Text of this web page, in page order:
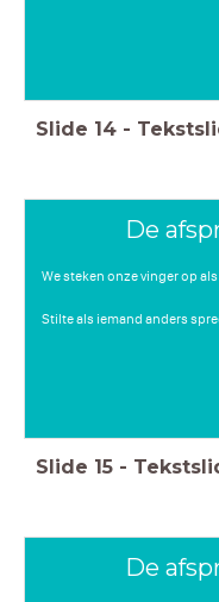
Slide 14 -
De
We steken onze vinger op
Stilte als iemand anders
Slide 15 -
De